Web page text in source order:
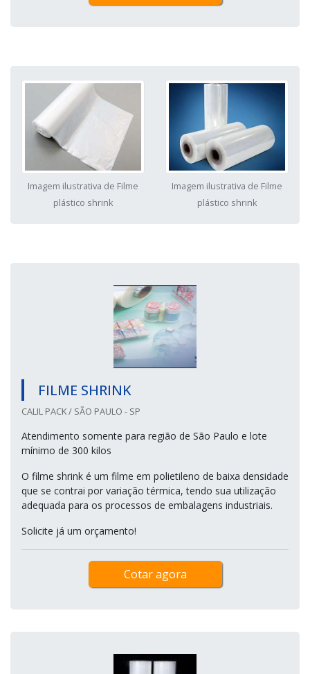
Imagem ilustrativa de Filme
plástico shrink
Imagem ilustrativa de Filme
plástico shrink
FILME SHRINK
CALIL PACK / SÃO PAULO - SP
Atendimento somente para região de São Paulo e lote
mínimo de 300 kilos
O filme shrink é um filme em polietileno de baixa densidade
que se contrai por variação térmica, tendo sua utilização
adequada para os processos de embalagens industriais.
Solicite já um orçamento!
Cotar agora